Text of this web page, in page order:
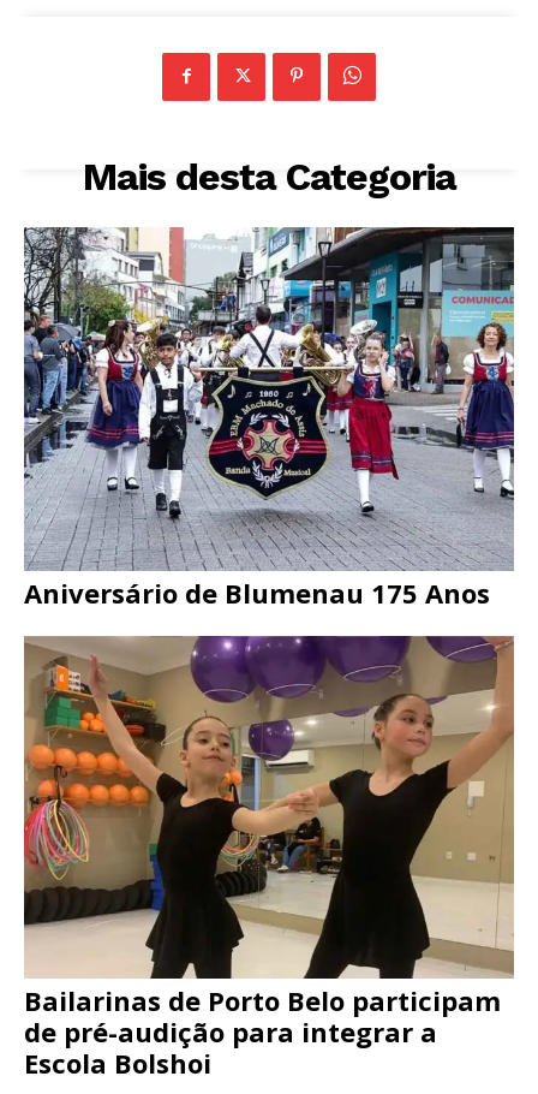
Mais desta Categoria
Aniversário de Blumenau 175 Anos
Bailarinas de Porto Belo participam
de pré-audição para integrar a
Escola Bolshoi